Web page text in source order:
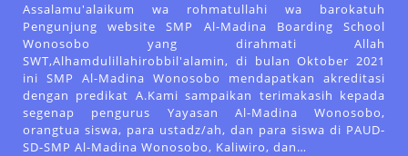
Assalamu'alaikum wa rohmatullahi wa barokatuh
Pengunjung website SMP Al-Madina Boarding School
Wonosobo yang dirahmati Allah
SWT,Alhamdulillahirobbil'alamin, di bulan Oktober 2021
ini SMP Al-Madina Wonosobo mendapatkan akreditasi
dengan predikat A.Kami sampaikan terimakasih kepada
segenap pengurus Yayasan Al-Madina Wonosobo,
orangtua siswa, para ustadz/ah, dan para siswa di PAUD-
SD-SMP Al-Madina Wonosobo, Kaliwiro, dan…